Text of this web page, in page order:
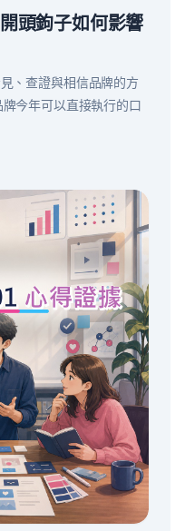
頭鉤子如何影響
、查證與相信品牌的方
今年可以直接執行的口